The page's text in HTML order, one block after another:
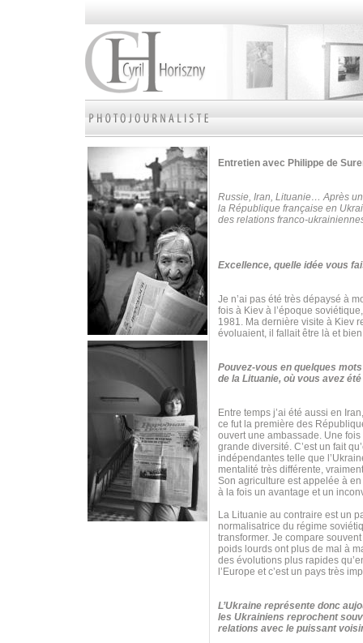
Entretien avec Philippe de
Russie, Iran, Lituanie… Après
la République française en
des relations franco-
Excellence, quelle idée vous
Je n’ai pas été très dépaysé à
fois à Kiev à l’époque
1981. Ma dernière visite à Kiev
évoluaient, il fallait être là et
Pouvez-vous en quelques
de la Lituanie, où vous avez
Entre temps j’ai été aussi en
ce fut la première des
ouvert une ambassade. Une
grande diversité. C’est un fait
indépendantes telle que
mentalité très différente,
Son agriculture est appelée à
à la fois un avantage et un
La Lituanie au contraire est un
normalisatrice du régime
transformer. Je compare
poids lourds ont plus de mal à
des évolutions plus rapides
l’Europe et c’est un pays très
L’Ukraine représente donc
les Ukrainiens reprochent
relations avec le puissant